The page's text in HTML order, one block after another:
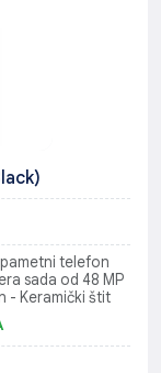
telefon
sada od 48 MP
- Keramički štit